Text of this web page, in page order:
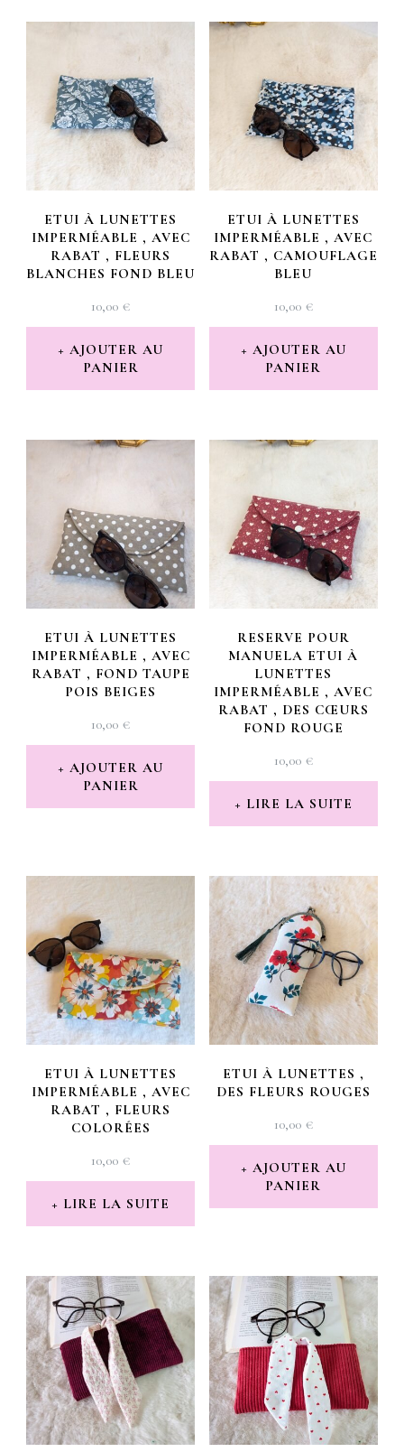
ETUI À LUNETTES
IMPERMÉABLE , AVEC
RABAT , FLEURS
BLANCHES FOND BLEU
10,00 €
AJOUTER AU
PANIER
ETUI À LUNETTES
IMPERMÉABLE , AVEC
RABAT , CAMOUFLAGE
BLEU
10,00 €
AJOUTER AU
PANIER
ETUI À LUNETTES
IMPERMÉABLE , AVEC
RABAT , FOND TAUPE
POIS BEIGES
10,00 €
AJOUTER AU
PANIER
RESERVE POUR
MANUELA ETUI À
LUNETTES
IMPERMÉABLE , AVEC
RABAT , DES CŒURS
FOND ROUGE
10,00 €
LIRE LA SUITE
ETUI À LUNETTES
IMPERMÉABLE , AVEC
RABAT , FLEURS
COLORÉES
10,00 €
LIRE LA SUITE
ETUI À LUNETTES ,
DES FLEURS ROUGES
10,00 €
AJOUTER AU
PANIER